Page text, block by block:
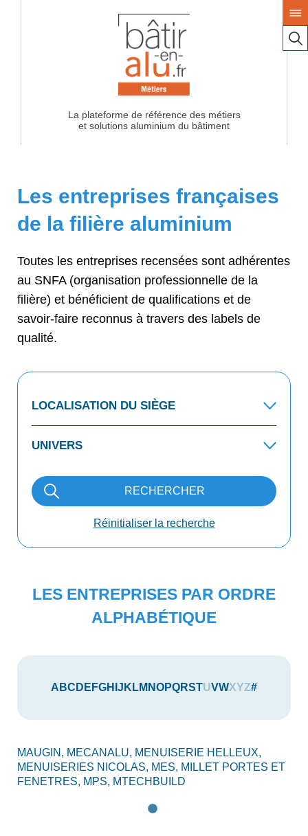
La plateforme de référence des métiers
Les entreprises françaises
de la filière aluminium
Toutes les entreprises recensées sont adhérentes
au SNFA (organisation professionnelle de la
filière) et bénéficient de qualifications et de
savoir-faire reconnus à travers des labels de
qualité.
RECHERCHER
Réinitialiser la recherche
LES ENTREPRISES PAR ORDRE
ALPHABÉTIQUE
A BC D E FGH J KLM NOPQRSTUVWXYZ#
MAUGIN, MECANALU, MENUISERIE HELLEUX,
MENUISERIES NICOLAS, MES, MILLET PORTES ET
FENETRES, MPS, MTECHBUILD